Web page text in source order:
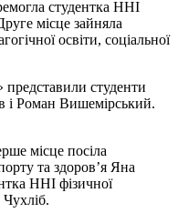
студентка ННІ
місце зайняла
освіти, соціальної
студенти
і Роман Вишемірський.
місце посіла
та здоров’я Яна
ННІ фізичної
Чухліб.